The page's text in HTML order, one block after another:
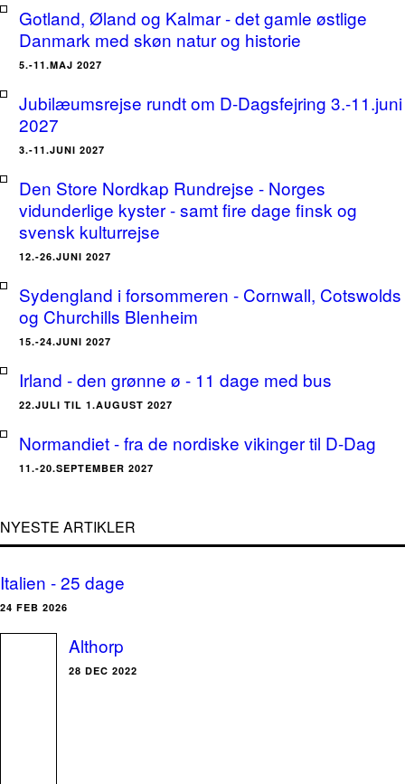
Gotland, Øland og Kalmar - det gamle østlige
Danmark med skøn natur og historie
5.-11.MAJ 2027
Jubilæumsrejse rundt om D-Dagsfejring 3.-11.juni
2027
3.-11.JUNI 2027
Den Store Nordkap Rundrejse - Norges
vidunderlige kyster - samt fire dage finsk og
svensk kulturrejse
12.-26.JUNI 2027
Sydengland i forsommeren - Cornwall, Cotswolds
og Churchills Blenheim
15.-24.JUNI 2027
Irland - den grønne ø - 11 dage med bus
22.JULI TIL 1.AUGUST 2027
Normandiet - fra de nordiske vikinger til D-Dag
11.-20.SEPTEMBER 2027
NYESTE ARTIKLER
Italien - 25 dage
24 FEB 2026
Althorp
28 DEC 2022